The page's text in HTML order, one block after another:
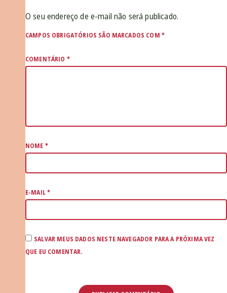
O seu endereço de e-mail não será publicado.
CAMPOS OBRIGATÓRIOS SÃO MARCADOS COM *
COMENTÁRIO *
NOME *
E-MAIL*
SALVAR MEUS DADOS NESTE NAVEGADOR PARA A PRÓXIMA VEZ
QUE EU COMENTAR.